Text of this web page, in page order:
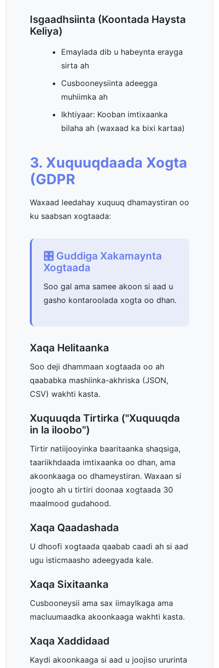
Isgaadhsiinta (Koontada Haysta
Keliya)
Emaylada dib u habeynta erayga
sirta ah
Cusbooneysiinta adeegga
muhiimka ah
Ikhtiyaar: Kooban imtixaanka
bilaha ah (waxaad ka bixi kartaa)
3. Xuquuqdaada Xogta
(GDPR
Waxaad leedahay xuquuq dhamaystiran oo
ku saabsan xogtaada:
🎛️ Guddiga Xakamaynta
Xogtaada
Soo gal ama samee akoon si aad u
gasho kontaroolada xogta oo dhan.
Xaqa Helitaanka
Soo deji dhammaan xogtaada oo ah
qaababka mashiinka-akhriska (JSON,
CSV) wakhti kasta.
Xuquuqda Tirtirka ("Xuquuqda
in la iloobo")
Tirtir natiijooyinka baaritaanka shaqsiga,
taariikhdaada imtixaanka oo dhan, ama
akoonkaaga oo dhameystiran. Waxaan si
joogto ah u tirtiri doonaa xogtaada 30
maalmood gudahood.
Xaqa Qaadashada
U dhoofi xogtaada qaabab caadi ah si aad
ugu isticmaasho adeegyada kale.
Xaqa Sixitaanka
Cusbooneysii ama sax iimaylkaga ama
macluumaadka akoonkaaga wakhti kasta.
Xaqa Xaddidaad
Kaydi akoonkaaga si aad u joojiso ururinta